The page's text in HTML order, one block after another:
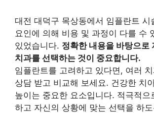
대전 대덕구 목상동에서 임플란트 시
요인에 의해 비용 및 과정이 다를 수
있었습니다. 정확한 내용을 바탕으로
치과를 선택하는 것이 중요합니다.
임플란트를 고려하고 있다면, 여러
상담 받고 비교해 보세요. 건강한 치
높이는 중요한 요소입니다. 적극적으
하고 자신의 상황에 맞는 선택을 하